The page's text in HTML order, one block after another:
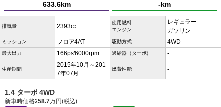
633.6km -km
排気量 2393cc
使用燃料
エンジン
レギュラー
ガソリン
ミッション フロア4AT 駆動方式 4WD
最大出力 166ps/6000rpm 過給器（ターボ） -
生産期間
2015年10月～201
7年07月
燃費性能 -
1.4 ターボ 4WD
新車時価格258.7万円(税込)